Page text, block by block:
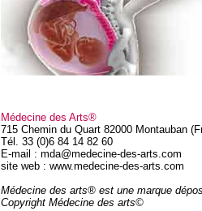
Médecine des Arts®
715 Chemin du Quart 82000 Montauban
Tél. 33 (0)6 84 14 82 60
E-mail : mda@medecine-des-arts.com
site web : www.medecine-des-arts.com
Médecine des arts® est une marque
Copyright Médecine des arts©